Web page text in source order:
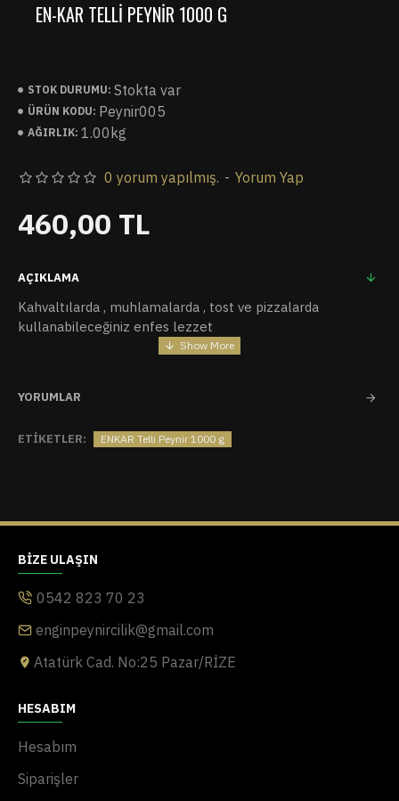
EN-KAR TELLI PEYNIR 1000 G
STOK DURUMU: Stokta var
ÜRÜN KODU: Peynir005
AĞIRLIK: 1.00kg
0 yorum yapılmış. - Yorum Yap
460,00 TL
AÇIKLAMA
Kahvaltılarda , muhlamalarda , tost ve pizzalarda
kullanabileceğiniz enfes lezzet
YORUMLAR
ETIKETLER: ENKAR Telli Peynir 1000 g
BIZE ULAŞIN
0542 823 70 23
enginpeynircilik@gmail.com
Atatürk Cad. No:25 Pazar/RİZE
HESABIM
Hesabım
Siparişler